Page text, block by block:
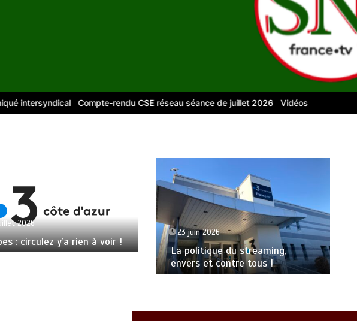
Compte-rendu CSE réseau séance de juillet 2026 Vidéos pour le numérique
2026
: circulez y’a rien à voir !
23 juin 2026
La politique du streaming,
envers et contre tous !